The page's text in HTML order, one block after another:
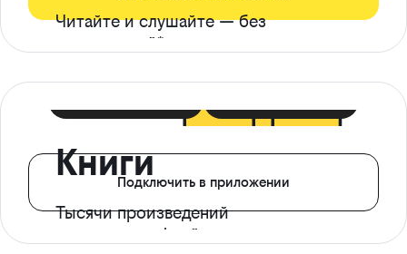
Читайте и слушайте — без
ограничений*
Книги
Тысячи произведений
с доступом офлайн
Подключить в приложении